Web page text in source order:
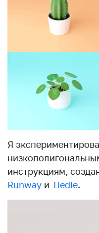
Я
инструкциям,
Runway и Tiedie.